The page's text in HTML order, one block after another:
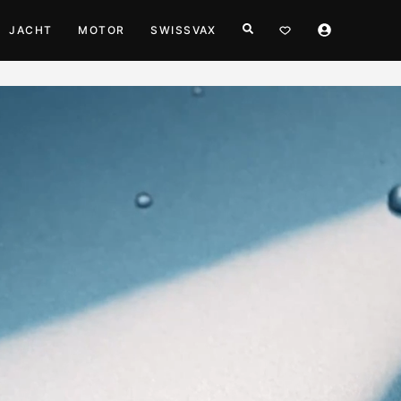
JACHT MOTOR SWISSVAX